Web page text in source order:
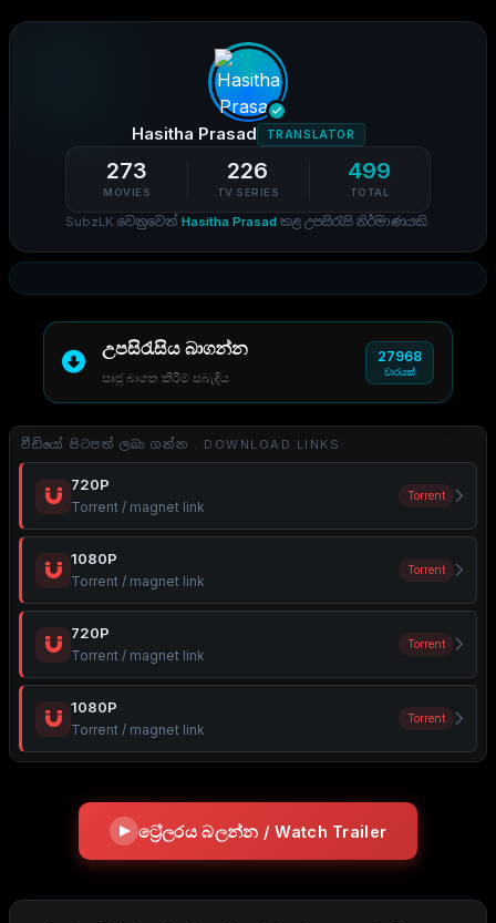
Hasitha Prasad TRANSLATOR
273
MOVIES
226
TV SERIES
499
TOTAL
SubzLK වෙනුවෙන් Hasitha Prasad කළ උපසිරැසි නිර්මාණයකි.
උපසිරැසිය බාගන්න
සෘජු බාගත කිරීම් සබැඳිය
27968
වාරයක්
වීඩියෝ පිටපත් ලබා ගන්න . DOWNLOAD LINKS
720P
Torrent / magnet link
Torrent
1080P
Torrent / magnet link
Torrent
720P
Torrent / magnet link
Torrent
1080P
Torrent / magnet link
Torrent
ට්‍රේලරය බලන්න / Watch Trailer